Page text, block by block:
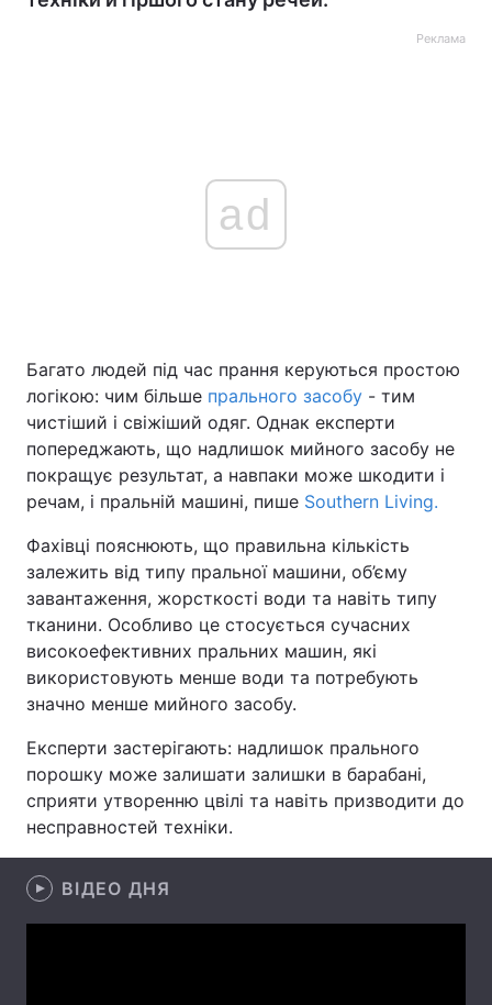
Україна Політика
Економіка Світ
Техно і зв'язок Лайт
Інциденти
Здоров'я Туризм
Цікавинки Погода
Екологія Регіони
Лонгріди
Відео з Youtube
Інтерв'ю
Архів Вакансії
Реклама
ad
Багато людей під час прання керуються простою
логікою: чим більше прального засобу - тим
чистіший і свіжіший одяг. Однак експерти
попереджають, що надлишок мийного засобу не
покращує результат, а навпаки може шкодити і
речам, і пральній машині, пише Southern Living.
Фахівці пояснюють, що правильна кількість
залежить від типу пральної машини, об’єму
завантаження, жорсткості води та навіть типу
тканини. Особливо це стосується сучасних
високоефективних пральних машин, які
використовують менше води та потребують
значно менше мийного засобу.
Експерти застерігають: надлишок прального
порошку може залишати залишки в барабані,
сприяти утворенню цвілі та навіть призводити до
несправностей техніки.
ВІДЕО ДНЯ